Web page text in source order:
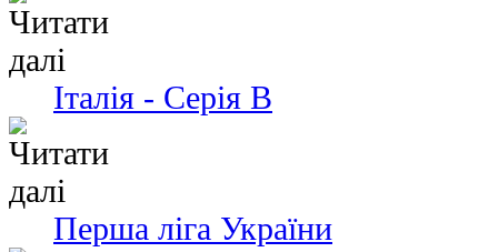
Італія - Серія В
Перша ліга України